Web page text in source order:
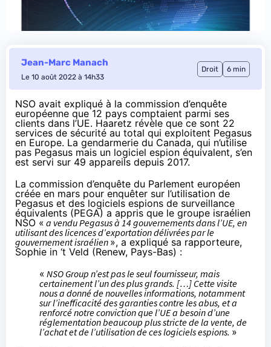
Jean-Marc Manach
Le 10 août 2022 à 14h33
Droit 6 min
NSO avait expliqué à la commission d’enquête
européenne que 12 pays comptaient parmi ses
clients dans l’UE. Haaretz révèle que ce sont 22
services de sécurité au total qui exploitent Pegasus
en Europe. La gendarmerie du Canada, qui n’utilise
pas Pegasus mais un logiciel espion équivalent, s’en
est servi sur 49 appareils depuis 2017.
La commission d’enquête du Parlement européen
créée en mars pour enquêter sur l’utilisation de
Pegasus et des logiciels espions de surveillance
équivalents (PEGA) a appris que le groupe israélien
NSO « a vendu Pegasus à 14 gouvernements dans l’UE, en
utilisant des licences d’exportation délivrées par le
gouvernement israélien », a expliqué sa rapporteure,
Sophie in ‘t Veld (Renew, Pays-Bas) :
« NSO Group n’est pas le seul fournisseur, mais
certainement l’un des plus grands. […] Cette visite
nous a donné de nouvelles informations, notamment
sur l’inefficacité des garanties contre les abus, et a
renforcé notre conviction que l’UE a besoin d’une
réglementation beaucoup plus stricte de la vente, de
l’achat et de l’utilisation de ces logiciels espions. »